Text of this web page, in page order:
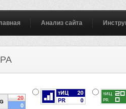
Анализ сайта